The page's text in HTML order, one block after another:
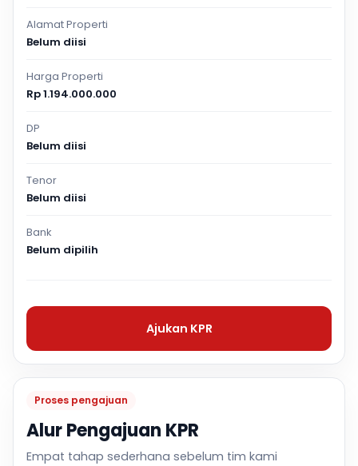
Proses pengajuan
Alur Pengajuan KPR
Empat tahap sederhana sebelum tim kami
Alamat Properti
Belum diisi
Harga Properti
Rp 1.194.000.000
DP
Belum diisi
Tenor
Belum diisi
Bank
Belum dipilih
Ajukan KPR